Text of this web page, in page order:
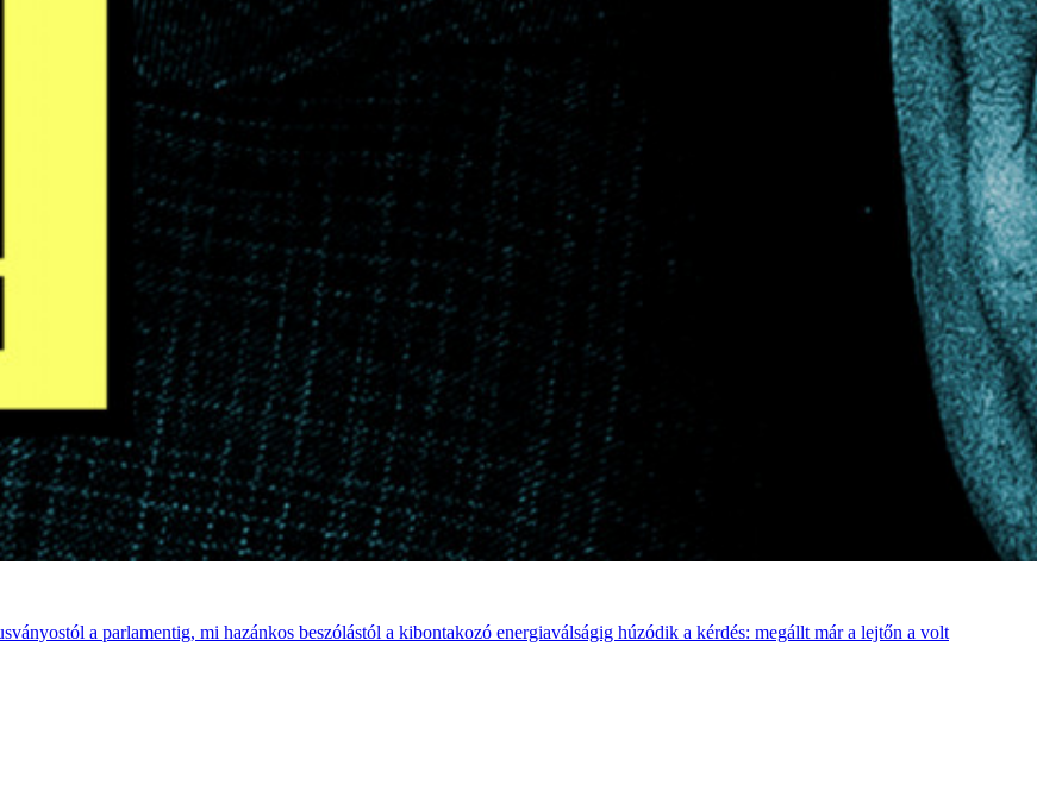
a parlamentig, mi hazánkos beszólástól a kibontakozó energiaválságig húzódik a kérdés: megállt már a lejtőn a volt